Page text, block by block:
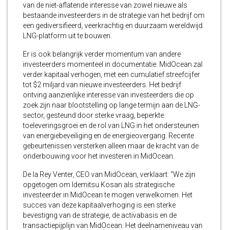
van de niet-aflatende interesse van zowel nieuwe als
bestaande investeerders in de strategie van het bedrijf om
een gediversifieerd, veerkrachtig en duurzaam wereldwijd
LNG-platform uit te bouwen.
Er is ook belangrijk verder momentum van andere
investeerders momenteel in documentatie. MidOcean zal
verder kapitaal verhogen, met een cumulatief streefcijfer
tot $2 miljard van nieuwe investeerders. Het bedrijf
ontving aanzienlijke interesse van investeerders die op
zoek zijn naar blootstelling op lange termijn aan de LNG-
sector, gesteund door sterke vraag, beperkte
toeleveringsgroei en de rol van LNG in het ondersteunen
van energiebeveiliging en de energieovergang. Recente
gebeurtenissen versterken alleen maar de kracht van de
onderbouwing voor het investeren in MidOcean.
De la Rey Venter, CEO van MidOcean, verklaart: “We zijn
opgetogen om Idemitsu Kosan als strategische
investeerder in MidOcean te mogen verwelkomen. Het
succes van deze kapitaalverhoging is een sterke
bevestigng van de strategie, de activabasis en de
transactiepijplijn van MidOcean. Het deelnameniveau van